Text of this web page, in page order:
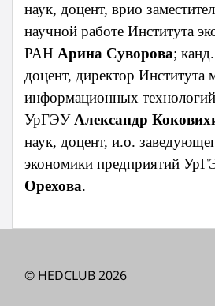
наук, доцент, врио
научной работе Института
РАН Арина Суворова;
доцент, директор Института
информационных технологий
УрГЭУАлександр
наук, доцент, и.о.
экономики предприятий
Орехова.
© HEDCLUB 2026